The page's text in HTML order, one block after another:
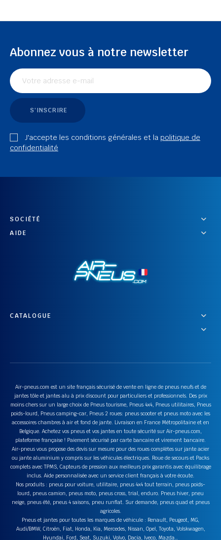
Abonnez vous à notre newsletter
S'INSCRIRE
J'accepte les conditions générales et la politique de
confidentialité
SOCIÉTÉ
AIDE
CATALOGUE
Air-pneus.com est un site français sécurisé de vente en ligne de pneus neufs et de
jantes tôle et jantes alu à prix discount pour particuliers et professionnels. Des prix
moins chers sur un large choix de Pneus tourisme, Pneus 4x4, Pneus utilitaires, Pneus
poids-lourd, Pneus camping-car, Pneus 2 roues: pneus scooter et pneus moto avec les
accessoires chambres à air et fond de jante. Livraison en France Métropolitaine et en
Belgique. Achetez vos pneus et vos jantes en toute sécurité sur Air-pneus.com,
plateforme française ! Paiement sécurisé par carte bancaire et virement bancaire.
Air-pneus vous propose des devis sur mesure pour des roues complètes sur jante acier
ou jante aluminium y compris sur les véhicules électriques. Roue de secours et Packs
complets avec TPMS, Capteurs de pression aux meilleurs prix garantis avec équilibrage
inclus. Aide personnalisée avec un service client français à votre écoute.
Nos produits : pneus pour voiture, utilitaire, pneus 4x4 tout terrain, pneus poids-
lourd, pneus camion, pneus moto, pneus cross, trial, enduro. Pneus hiver, pneu
neige, pneus été, pneus 4 saisons, pneu runflat. Sur demande, pneus quad et pneus
agricoles.
Pneus et jantes pour toutes les marques de véhicule : Renault, Peugeot, MG,
Audi/BMW, Citroën, Fiat, Honda, Kia, Mercedes, Nissan, Opel, Toyota, Volskwagen,
Hyundai, Ford, Seat, Suzuki, Volvo, Dacia, Iveco, Mazda…